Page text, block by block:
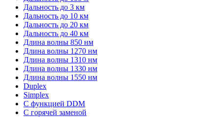
Дальность до 3 км
Дальность до 10 км
Дальность до 20 км
Дальность до 40 км
Длина волны 850 нм
Длина волны 1270 нм
Длина волны 1310 нм
Длина волны 1330 нм
Длина волны 1550 нм
Duplex
Simplex
С функцией DDM
С горячей заменой